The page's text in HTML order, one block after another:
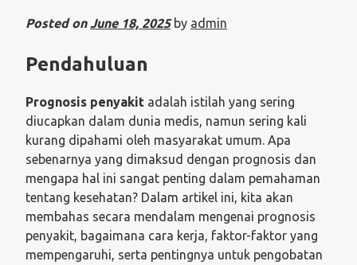
Posted onJune 18, 2025by admin
Pendahuluan
Prognosis penyakit adalah istilah yang sering
diucapkan dalam dunia medis, namun sering kali
kurang dipahami oleh masyarakat umum. Apa
sebenarnya yang dimaksud dengan prognosis dan
mengapa hal ini sangat penting dalam pemahaman
tentang kesehatan? Dalam artikel ini, kita akan
membahas secara mendalam mengenai prognosis
penyakit, bagaimana cara kerja, faktor-faktor yang
mempengaruhi, serta pentingnya untuk pengobatan